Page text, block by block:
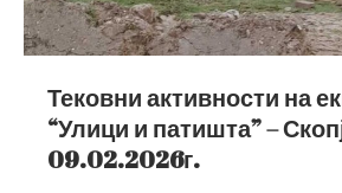
Тековни активности на
“Улици и патишта” –
09.02.2026г.